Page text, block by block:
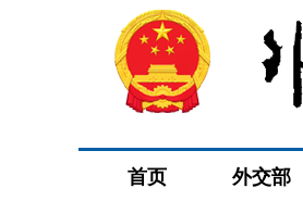
首页 外交部